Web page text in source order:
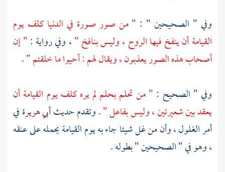
وفي " الصحيحين " : " من صور صورة في الدنيا كلف يوم
القيامة أن ينفخ فيها الروح ، وليس بنافخ "، وفي رواية :" إن
أصحاب هذه الصور يعذبون ، ويقال لهم : أحيوا ما خلقتم ".
وفي " الصحيح : " من تحلم بحلم لم يره كلف يوم القيامة أن
يعقد بين شعيرتين ، وليس بفاعل ". وتقدم حديثأبي هريرةفي
أمر الغلول ، وأن من غل شيئا جاء به يوم القيامة يحمله على عنقه
، وهو في " الصحيحين " بطوله .